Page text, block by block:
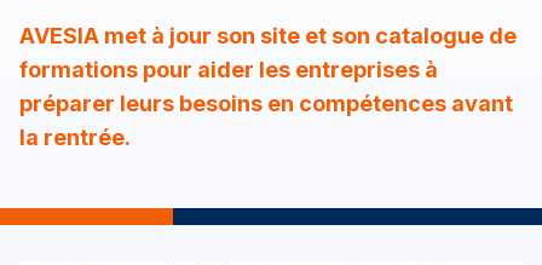
AVESIA met à jour son site et son catalogue de
formations pour aider les entreprises à
préparer leurs besoins en compétences avant
la rentrée.